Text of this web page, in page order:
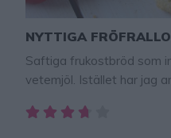
NYTTIGA
Saftiga frukostbröd som
vetemjöl. Istället har jag
gluten i vetemjöl).